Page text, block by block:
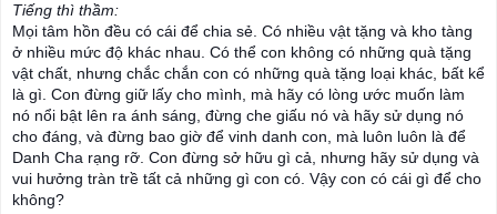
Tiếng thì thầm:
Mọi tâm hồn đều có cái để chia sẻ. Có nhiều vật tặng và kho tàng
ở nhiều mức độ khác nhau. Có thể con không có những quà tặng
vật chất, nhưng chắc chắn con có những quà tặng loại khác, bất kể
là gì. Con đừng giữ lấy cho mình, mà hãy có lòng ước muốn làm
nó nổi bật lên ra ánh sáng, đừng che giấu nó và hãy sử dụng nó
cho đáng, và đừng bao giờ để vinh danh con, mà luôn luôn là để
Danh Cha rạng rỡ. Con đừng sở hữu gì cả, nhưng hãy sử dụng và
vui hưởng tràn trề tất cả những gì con có. Vậy con có cái gì để cho
không?